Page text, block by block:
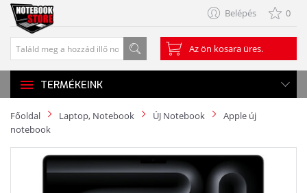
Belépés 0
Az ön kosara üres.
TERMÉKEINK
Főoldal Laptop, Notebook ÚJ Notebook
Apple új
notebook